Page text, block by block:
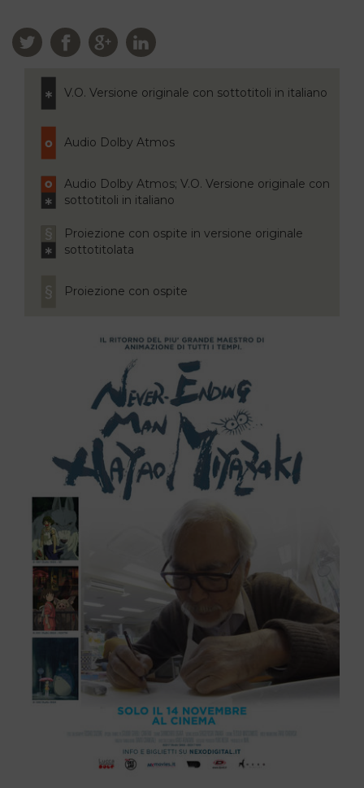
V.O. Versione originale con sottotitoli in italiano
Audio Dolby Atmos
Audio Dolby Atmos; V.O. Versione originale con
sottotitoli in italiano
Proiezione con ospite in versione originale
sottotitolata
Proiezione con ospite